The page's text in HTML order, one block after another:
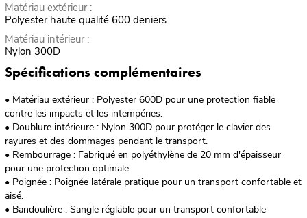
Matériau extérieur :
Polyester haute qualité 600 deniers
Matériau intérieur :
Nylon 300D
Spécifications complémentaires
• Matériau extérieur : Polyester 600D pour une protection fiable
contre les impacts et les intempéries.
• Doublure intérieure : Nylon 300D pour protéger le clavier des
rayures et des dommages pendant le transport.
• Rembourrage : Fabriqué en polyéthylène de 20 mm d'épaisseur
pour une protection optimale.
• Poignée : Poignée latérale pratique pour un transport confortable et
aisé.
• Bandoulière : Sangle réglable pour un transport confortable